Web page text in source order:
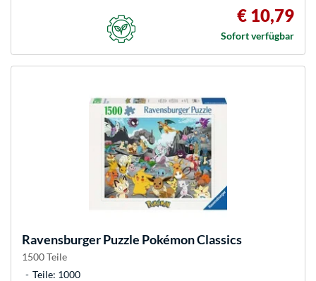
€ 10,79
Sofort verfügbar
RavensburgerPuzzle Pokémon Classics
1500 Teile
Teile: 1000